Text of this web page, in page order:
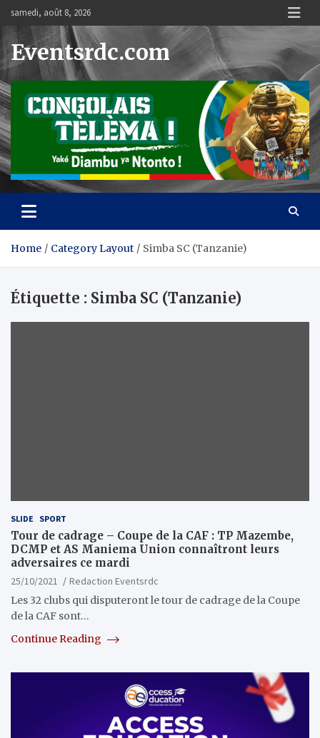
content
samedi, août 8, 2026
Eventsrdc.com
Home Category Layout Simba SC (Tanzanie)
Étiquette : Simba SC (Tanzanie)
SLIDE SPORT
Tour de cadrage – Coupe de la CAF : TP Mazembe,
DCMP et AS Maniema Union connaîtront leurs
adversaires ce mardi
25/10/2021
Redaction Eventsrdc
Les 32 clubs qui disputeront le tour de cadrage de la Coupe
de la CAF sont…
Continue Reading